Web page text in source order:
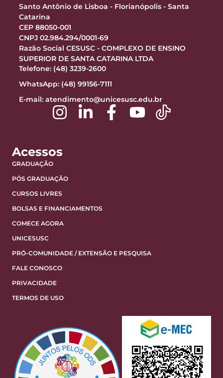
Santo Antônio de Lisboa - Florianópolis - Santa
Catarina
CEP 88050-001
CNPJ 02.984.294/0001-69
Razão Social CESUSC - COMPLEXO DE ENSINO
SUPERIOR DE SANTA CATARINA LTDA
Telefone: (48) 3239-2600
WhatsApp: (48) 99156-7111
E-mail: atendimento@unicesusc.edu.br
Acessos
GRADUAÇÃO
PÓS GRADUAÇÃO
CURSOS LIVRES
BOLSAS E FINANCIAMENTOS
COMECE AGORA
UNICESUSC
PRÓ-COMUNIDADE / EXTENSÃO E PESQUISA
FALE CONOSCO
PRIVACIDADE
TERMOS DE USO